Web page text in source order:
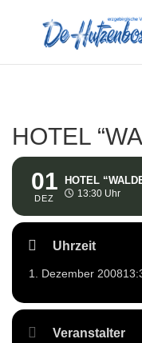
HOTEL
01
DEZ
HOTEL
13:30 Uhr
Uhrzeit
1. Dezember 2008
Veranstalter